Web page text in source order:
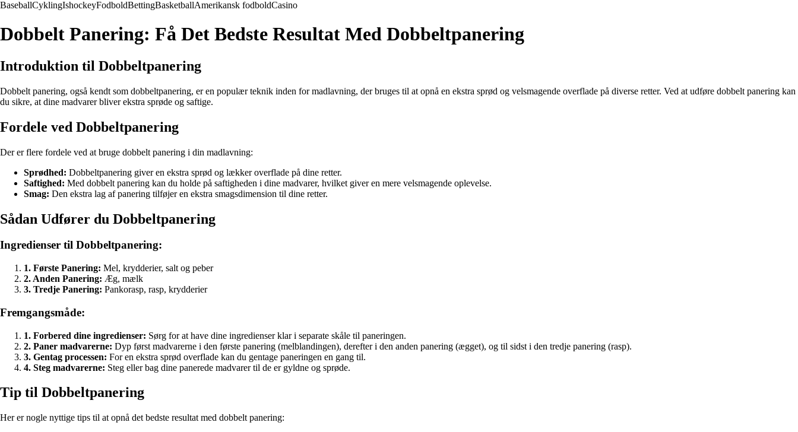
BaseballCyklingIshockeyFodboldBettingBasketballAmerikansk fodboldCasino
Dobbelt Panering: Få Det Bedste Resultat Med Dobbeltpanering
Introduktion til Dobbeltpanering
Dobbelt panering, også kendt som dobbeltpanering, er en populær teknik inden for madlavning, der bruges til at opnå en ekstra sprød og velsmagende overflade på diverse retter. Ved at udføre dobbelt panering kan
du sikre, at dine madvarer bliver ekstra sprøde og saftige.
Fordele ved Dobbeltpanering
Der er flere fordele ved at bruge dobbelt panering i din madlavning:
Sprødhed: Dobbeltpanering giver en ekstra sprød og lækker overflade på dine retter.
Saftighed: Med dobbelt panering kan du holde på saftigheden i dine madvarer, hvilket giver en mere velsmagende oplevelse.
Smag: Den ekstra lag af panering tilføjer en ekstra smagsdimension til dine retter.
Sådan Udfører du Dobbeltpanering
Ingredienser til Dobbeltpanering:
1. Første Panering: Mel, krydderier, salt og peber
2. Anden Panering: Æg, mælk
3. Tredje Panering: Pankorasp, rasp, krydderier
Fremgangsmåde:
1. Forbered dine ingredienser: Sørg for at have dine ingredienser klar i separate skåle til paneringen.
2. Paner madvarerne: Dyp først madvarerne i den første panering (melblandingen), derefter i den anden panering (ægget), og til sidst i den tredje panering (rasp).
3. Gentag processen: For en ekstra sprød overflade kan du gentage paneringen en gang til.
4. Steg madvarerne: Steg eller bag dine panerede madvarer til de er gyldne og sprøde.
Tip til Dobbeltpanering
Her er nogle nyttige tips til at opnå det bedste resultat med dobbelt panering: